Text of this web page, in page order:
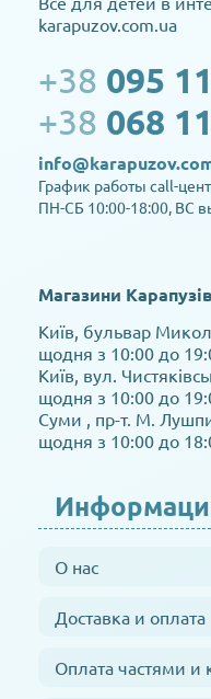
karapuzov.com.ua
+38 095
+38 068
График работы call-
ПН-СБ 10:00-18:00, ВС
Магазини Карапузів
Київ, бульвар
щодня з 10:00 до
Київ, вул.
щодня з 10:00 до
Суми , пр-т. М.
щодня з 10:00 до
О нас
Доставка и оплата
Оплата частями и